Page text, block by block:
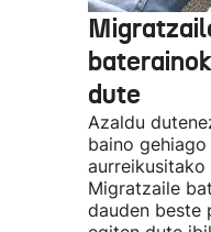
dute
Azaldu
baino
Migratzaile
dauden beste